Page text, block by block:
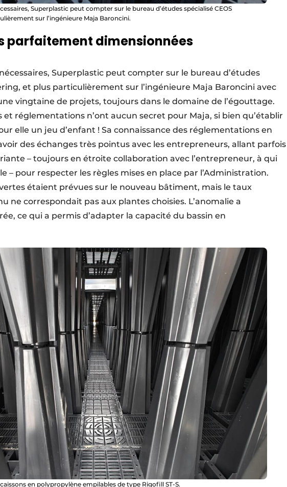
Superplastic peut compter sur le bureau d’études spécialisé CEOS
sur l’ingénieure Maja Baroncini.
parfaitement dimensionnées
Superplastic peut compter sur le bureau d’études
et plus particulièrement sur l’ingénieure Maja Baroncini avec
vingtaine de projets, toujours dans le domaine de l’égouttage.
et réglementations n’ont aucun secret pour Maja, si bien qu’établir
elle un jeu d’enfant ! Sa connaissance des réglementations en
des échanges très pointus avec les entrepreneurs, allant parfois
– toujours en étroite collaboration avec l’entrepreneur, à qui
– pour respecter les règles mises en place par l’Administration.
étaient prévues sur le nouveau bâtiment, mais le taux
ne correspondait pas aux plantes choisies. L’anomalie a
ce qui a permis d’adapter la capacité du bassin en
en polypropylène empilables de type Rigofill ST-S.